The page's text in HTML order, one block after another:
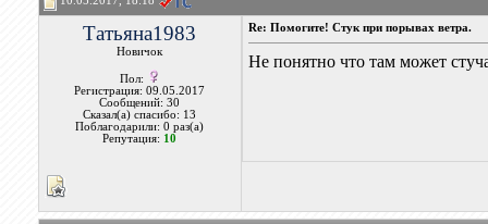
Татьяна1983
Новичок
Пол:
Регистрация: 09.05.2017
Сообщений: 30
Сказал(а) спасибо: 13
Поблагодарили: 0 раз(а)
Репутация: 10
Re: Помогите! Стук при порывах ветра.
Не понятно что там может